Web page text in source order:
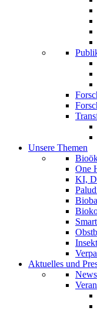
Unsere Themen
One
KI,
Aktuelles und
News